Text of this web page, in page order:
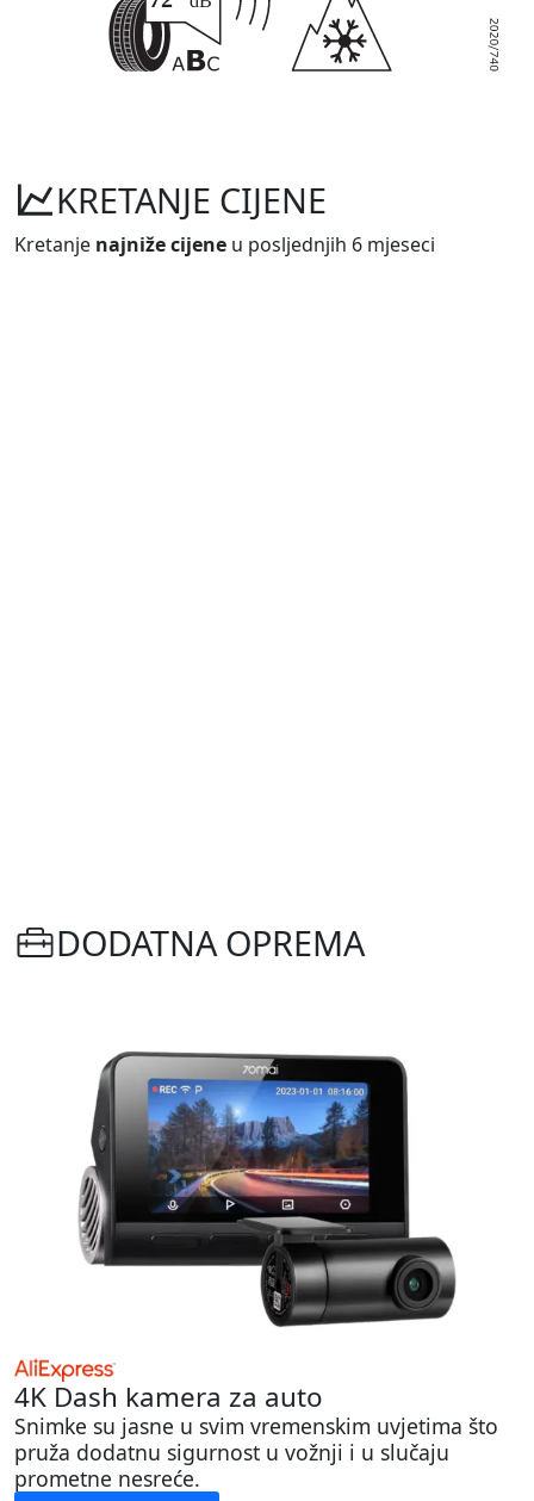
KRETANJE CIJENE
Kretanje najniže cijene u posljednjih 6 mjeseci
DODATNA OPREMA
4K Dash kamera za auto
Snimke su jasne u svim vremenskim uvjetima što
pruža dodatnu sigurnost u vožnji i u slučaju
prometne nesreće.